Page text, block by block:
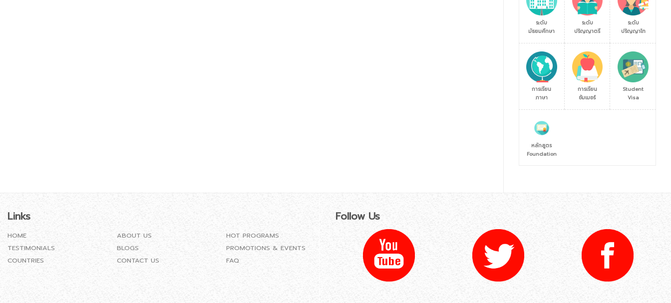
ระดับ
มัธยมศึกษา
ระดับ
ปริญญาตรี
ระดับ
ปริญญาโท
การเรียน
ภาษา
การเรียน
ซัมเมอร์
Student
Visa
หลักสูตร
Foundation
Links Follow Us
HOME
TESTIMONIALS
COUNTRIES
ABOUT US
BLOGS
CONTACT US
HOT PROGRAMS
PROMOTIONS & EVENTS
FAQ